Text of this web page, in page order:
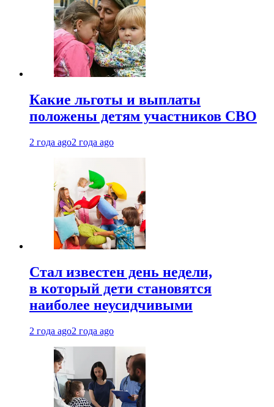
Какие льготы и выплаты
положены детям участников СВО
2 года ago2 года ago
Стал известен день недели,
в который дети становятся
наиболее неусидчивыми
2 года ago2 года ago